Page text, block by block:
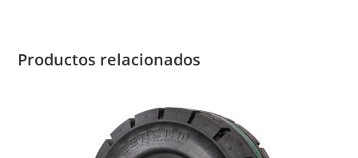
Productos relacionados